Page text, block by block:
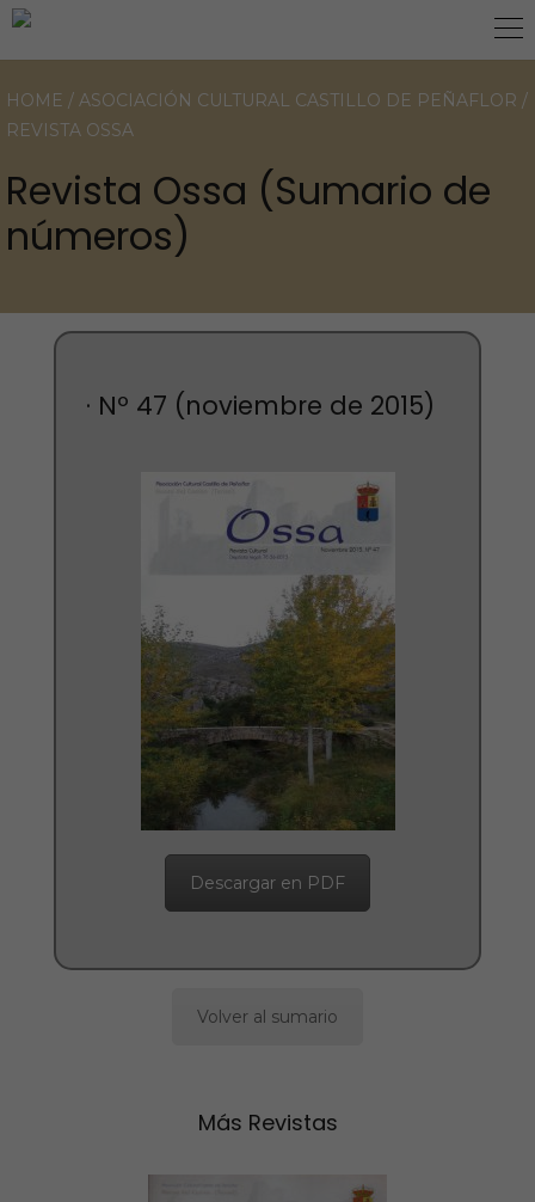
HOME / ASOCIACIÓN CULTURAL CASTILLO DE PEÑAFLOR /
REVISTA OSSA
Revista Ossa (Sumario de
números)
· Nº 47 (noviembre de 2015)
Descargar en PDF
Volver al sumario
Más Revistas